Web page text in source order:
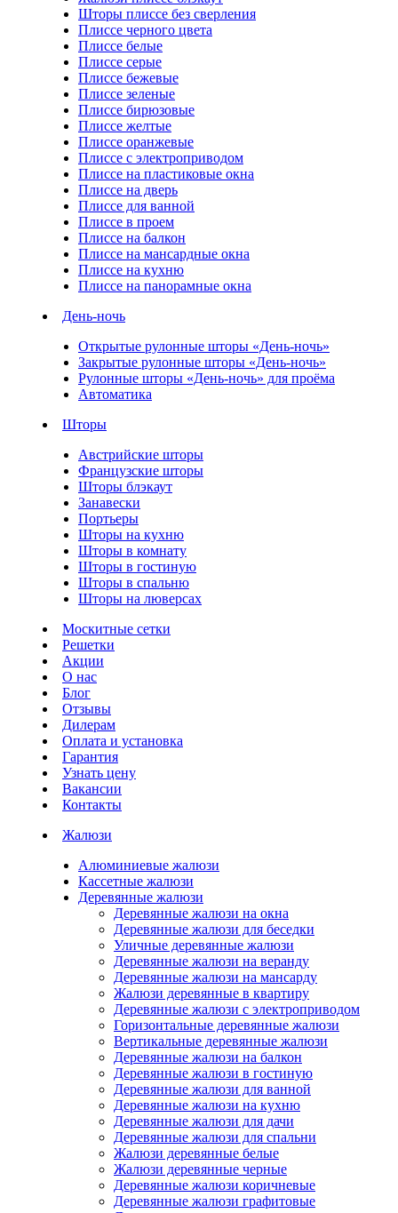
Шторы плиссе без сверления
Плиссе черного цвета
Плиссе белые
Плиссе серые
Плиссе бежевые
Плиссе зеленые
Плиссе бирюзовые
Плиссе желтые
Плиссе оранжевые
Плиссе с электроприводом
Плиссе на пластиковые окна
Плиссе на дверь
Плиссе для ванной
Плиссе в проем
Плиссе на балкон
Плиссе на мансардные окна
Плиссе на кухню
Плиссе на панорамные окна
День-ночь
Открытые рулонные шторы «День-ночь»
Закрытые рулонные шторы «День-ночь»
Рулонные шторы «День-ночь» для проёма
Автоматика
Шторы
Австрийские шторы
Французские шторы
Шторы блэкаут
Занавески
Портьеры
Шторы на кухню
Шторы в комнату
Шторы в гостиную
Шторы в спальню
Шторы на люверсах
Москитные сетки
Решетки
Акции
О нас
Блог
Отзывы
Дилерам
Оплата и установка
Гарантия
Узнать цену
Вакансии
Контакты
Жалюзи
Алюминиевые жалюзи
Кассетные жалюзи
Деревянные жалюзи
Деревянные жалюзи на окна
Деревянные жалюзи для беседки
Уличные деревянные жалюзи
Деревянные жалюзи на веранду
Деревянные жалюзи на мансарду
Жалюзи деревянные в квартиру
Деревянные жалюзи с электроприводом
Горизонтальные деревянные жалюзи
Вертикальные деревянные жалюзи
Деревянные жалюзи на балкон
Деревянные жалюзи в гостиную
Деревянные жалюзи для ванной
Деревянные жалюзи на кухню
Деревянные жалюзи для дачи
Деревянные жалюзи для спальни
Жалюзи деревянные белые
Жалюзи деревянные черные
Деревянные жалюзи коричневые
Деревянные жалюзи графитовые